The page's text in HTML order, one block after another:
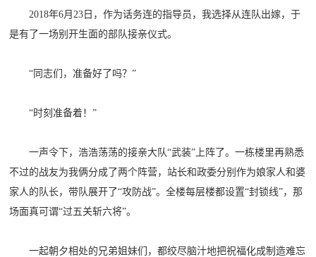
2018年6月23日，作为话务连的指导员，我选择从连队出嫁，于
是有了一场别开生面的部队接亲仪式。
“同志们，准备好了吗？”
“时刻准备着！”
一声令下，浩浩荡荡的接亲大队“武装”上阵了。一栋楼里再熟悉
不过的战友为我俩分成了两个阵营，站长和政委分别作为娘家人和婆
家人的队长，带队展开了“攻防战”。全楼每层楼都设置“封锁线”，那
场面真可谓“过五关斩六将”。
一起朝夕相处的兄弟姐妹们，都绞尽脑汁地把祝福化成制造难忘